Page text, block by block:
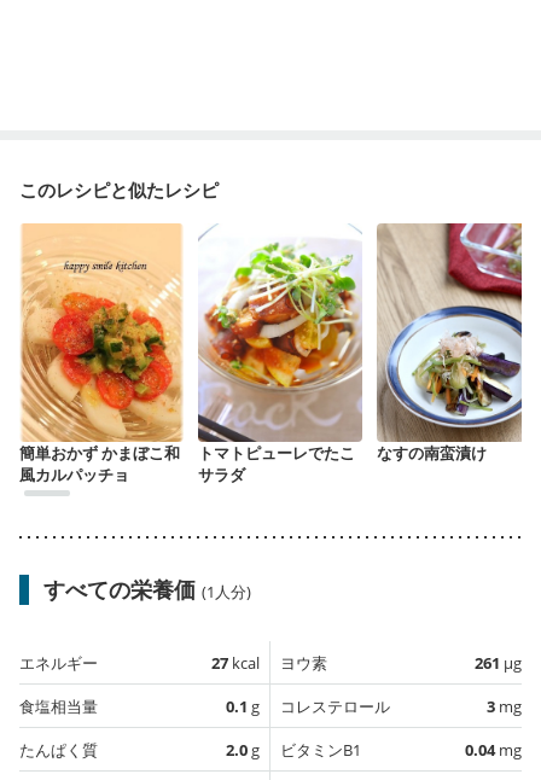
このレシピと似たレシピ
簡単おかず かまぼこ和
風カルパッチョ
トマトピューレでたこ
サラダ
なすの南蛮漬け
すべての栄養価 (1人分)
エネルギー 27 kcal
食塩相当量
0.1 g
たんぱく質
2.0g
ヨウ素 261 µg
コレステロール
3 mg
ビタミンB1
0.04mg